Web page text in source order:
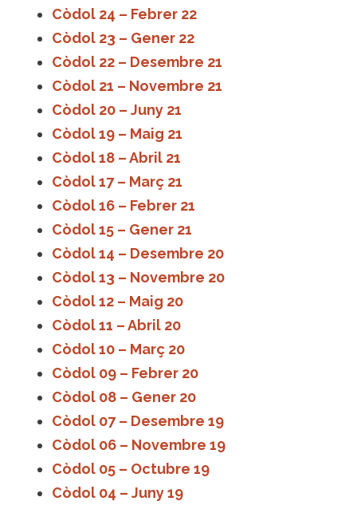
Còdol 24 – Febrer 22
Còdol 23 – Gener 22
Còdol 22 – Desembre 21
Còdol 21 – Novembre 21
Còdol 20 – Juny 21
Còdol 19 – Maig 21
Còdol 18 – Abril 21
Còdol 17 – Març 21
Còdol 16 – Febrer 21
Còdol 15 – Gener 21
Còdol 14 – Desembre 20
Còdol 13 – Novembre 20
Còdol 12 – Maig 20
Còdol 11 – Abril 20
Còdol 10 – Març 20
Còdol 09 – Febrer 20
Còdol 08 – Gener 20
Còdol 07 – Desembre 19
Còdol 06 – Novembre 19
Còdol 05 – Octubre 19
Còdol 04 – Juny 19